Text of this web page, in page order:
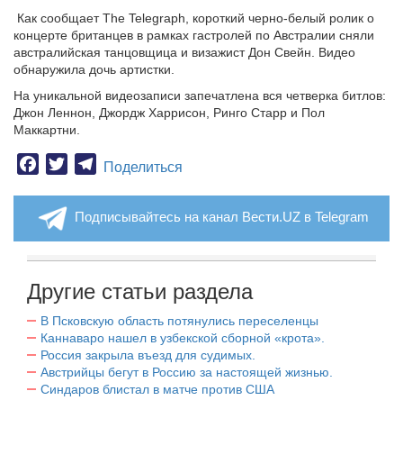
Как сообщает The Telegraph, короткий черно-белый ролик о
концерте британцев в рамках гастролей по Австралии сняли
австралийская танцовщица и визажист Дон Свейн. Видео
обнаружила дочь артистки.
На уникальной видеозаписи запечатлена вся четверка битлов:
Джон Леннон, Джордж Харрисон, Ринго Старр и Пол
Маккартни.
Facebook
TwitterTelegram
Поделиться
Подписывайтесь на канал Вести.UZ в Telegram
Другие статьи раздела
В Псковскую область потянулись переселенцы
Каннаваро нашел в узбекской сборной «крота».
Россия закрыла въезд для судимых.
Австрийцы бегут в Россию за настоящей жизнью.
Синдаров блистал в матче против США